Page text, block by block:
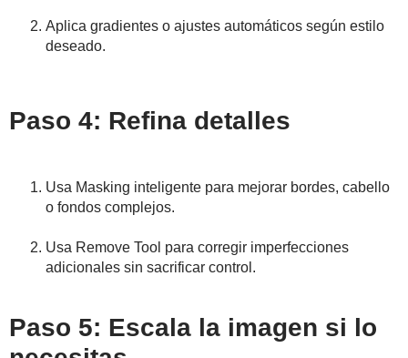
Aplica gradientes o ajustes automáticos según estilo
deseado.
Paso 4: Refina detalles
Usa Masking inteligente para mejorar bordes, cabello
o fondos complejos.
Usa Remove Tool para corregir imperfecciones
adicionales sin sacrificar control.
Paso 5: Escala la imagen si lo